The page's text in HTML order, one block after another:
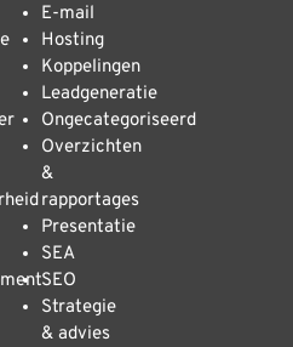
E-mail
Hosting
Koppelingen
Leadgeneratie
Ongecategoriseerd
Overzichten
&
rapportages
Presentatie
SEA
SEO
Strategie
& advies